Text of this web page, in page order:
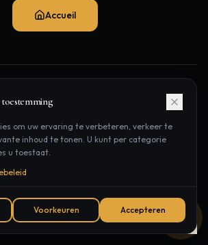
Accueil
Épilation laser
Contact
Rendez-vous
toestemming
om uw ervaring te verbeteren, verkeer te
inhoud te tonen. U kunt per categorie
u toestaat.
Voorkeuren Accepteren